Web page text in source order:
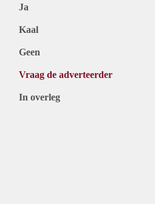
Ja
Kaal
Geen
Vraag de adverteerder
In overleg